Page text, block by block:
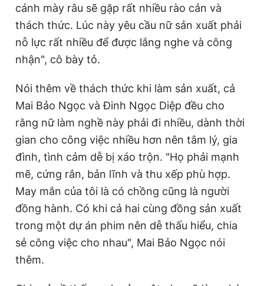
cánh mày râu sẽ gặp rất nhiều rào cản và
thách thức. Lúc này yêu cầu nữ sản xuất phải
nỗ lực rất nhiều để được lắng nghe và công
nhận", cô bày tỏ.
Nói thêm về thách thức khi làm sản xuất, cả
Mai Bảo Ngọc và Đinh Ngọc Diệp đều cho
rằng nữ làm nghề này phải đi nhiều, dành thời
gian cho công việc nhiều hơn nên tâm lý, gia
đình, tình cảm dễ bị xáo trộn. "Họ phải mạnh
mẽ, cứng rắn, bản lĩnh và thu xếp phù hợp.
May mắn của tôi là có chồng cũng là người
đồng hành. Có khi cả hai cùng đồng sản xuất
trong một dự án phim nên dễ thấu hiểu, chia
sẻ công việc cho nhau", Mai Bảo Ngọc nói
thêm.